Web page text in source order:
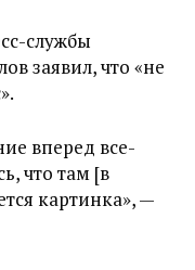
службы
заявил, что «не
вперед все-
что там [в
картинка», —